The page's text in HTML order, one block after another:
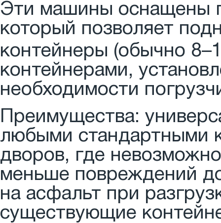
Эти машины оснащены
который позволяет
контейнеры (обычно
контейнерами,
необходимости
Преимущества:
любыми стандартными
дворов, где
меньше повреждений
на асфальт при
существующие